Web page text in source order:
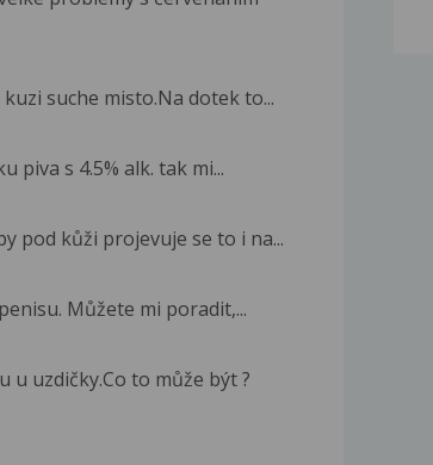
suche misto.Na dotek to...
piva s 4.5% alk. tak mi...
pod kůži projevuje se to i na...
Můžete mi poradit,...
u uzdičky.Co to může být ?